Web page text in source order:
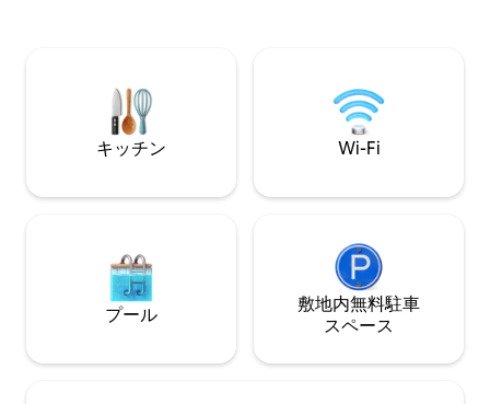
クリング、魚、キノコが好きな方に最適
キッチン Wi-Fi
プール
敷地内無料駐⁠車
ス⁠ペ⁠ー⁠ス